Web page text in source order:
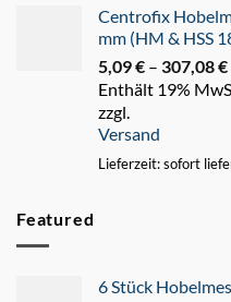
Centrofix
mm (HM & HSS
5,09€ – 307,08€
Enthält 19%
zzgl.
Versand
Lieferzeit: sofort
Featured
6 Stück